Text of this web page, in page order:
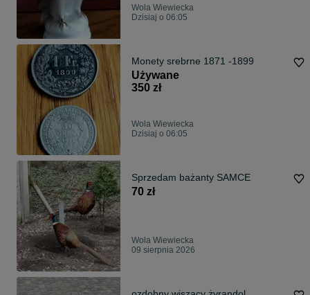
Wola Wiewiecka
Dzisiaj o 06:05
Monety srebrne 1871 -1899
Używane
350 zł
Wola Wiewiecka
Dzisiaj o 06:05
Sprzedam bażanty SAMCE
70 zł
Wola Wiewiecka
09 sierpnia 2026